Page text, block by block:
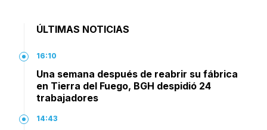
ÚLTIMAS NOTICIAS
16:10
Una semana después de reabrir su fábrica
en Tierra del Fuego, BGH despidió 24
trabajadores
14:43